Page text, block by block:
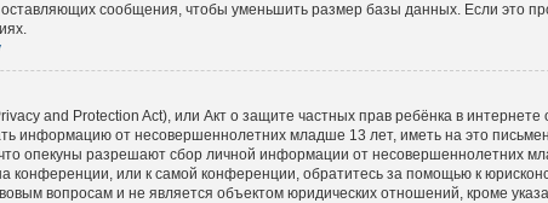
сообщения, чтобы уменьшить размер базы данных. Если это
and Protection Act), или Акт о защите частных прав ребёнка в
информацию от несовершеннолетних младше 13 лет, иметь на это
опекуны разрешают сбор личной информации от несовершеннолетних
конференции, или к самой конференции, обратитесь за помощью к
вопросам и не является объектом юридических отношений, кроме